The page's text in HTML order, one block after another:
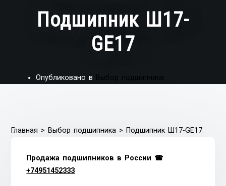
Подшипник Ш17-
GE17
Опубликовано в Выбор подшипника
Главная > Выбор подшипника > Подшипник Ш17-GE17
Продажа подшипников в России ☎
+74951452333